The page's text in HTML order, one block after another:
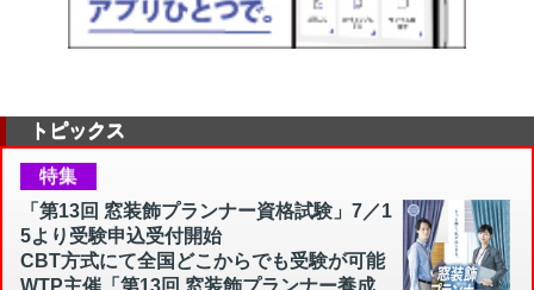
トピックス
特集
「第13回 窓装飾プランナー資格試験」7／1
5より受験申込受付開始
CBT方式にて全国どこからでも受験が可能